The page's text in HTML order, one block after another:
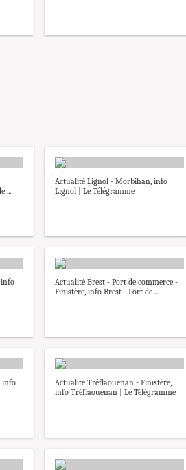
...
Actualité Lignol - Morbihan, info
Lignol | Le Télégramme
info
Actualité Brest - Port de commerce -
Finistère, info Brest - Port de ...
info
Actualité Tréflaouénan - Finistère,
info Tréflaouénan | Le Télégramme